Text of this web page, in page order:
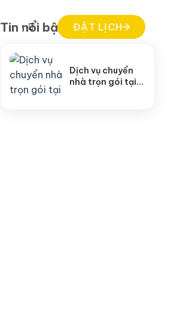
ĐẶT LỊCH
Tin nổi bật
Dịch vụ chuyển
nhà trọn gói tại